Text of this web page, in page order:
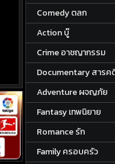
Comedy ตลก
Action บู๊
Crime อาชญากรรม
Documentary สารค
Adventure ผจญภัย
Fantasy เทพนิยาย
Romance รัก
Family ครอบครัว